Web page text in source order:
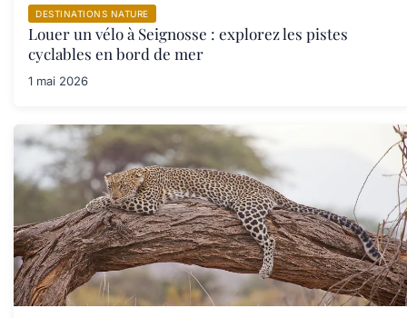
DESTINATIONS NATURE
Louer un vélo à Seignosse : explorez les pistes
cyclables en bord de mer
1 mai 2026